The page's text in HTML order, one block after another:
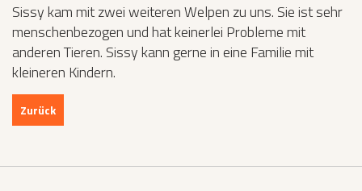
Sissy kam mit zwei weiteren Welpen zu uns. Sie ist sehr
menschenbezogen und hat keinerlei Probleme mit
anderen Tieren. Sissy kann gerne in eine Familie mit
kleineren Kindern.
Zurück